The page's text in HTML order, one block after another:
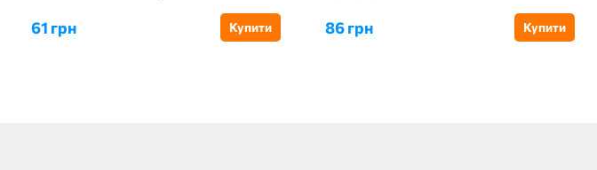
61 грн Купити 86 грн Купити